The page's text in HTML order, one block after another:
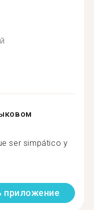
ser simpático y
приложение